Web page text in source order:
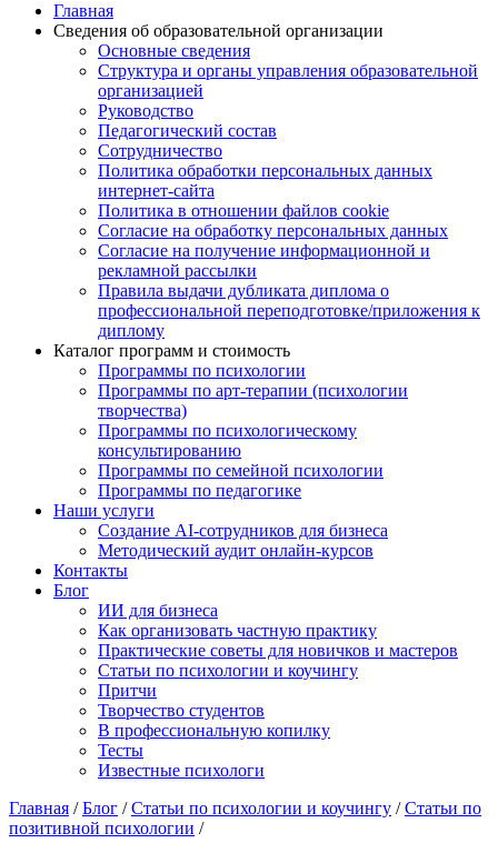
Главная
Сведения об образовательной организации
Основные сведения
Структура и органы управления образовательной
организацией
Руководство
Педагогический состав
Сотрудничество
Политика обработки персональных данных
интернет-сайта
Политика в отношении файлов cookie
Согласие на обработку персональных данных
Согласие на получение информационной и
рекламной рассылки
Правила выдачи дубликата диплома о
профессиональной переподготовке/приложения к
диплому
Каталог программ и стоимость
Программы по психологии
Программы по арт-терапии (психологии
творчества)
Программы по психологическому
консультированию
Программы по семейной психологии
Программы по педагогике
Наши услуги
Создание AI-сотрудников для бизнеса
Методический аудит онлайн-курсов
Контакты
Блог
ИИ для бизнеса
Как организовать частную практику
Практические советы для новичков и мастеров
Статьи по психологии и коучингу
Притчи
Творчество студентов
В профессиональную копилку
Тесты
Известные психологи
Главная /Блог /Статьи по психологии и коучингу /Статьи по
позитивной психологии /